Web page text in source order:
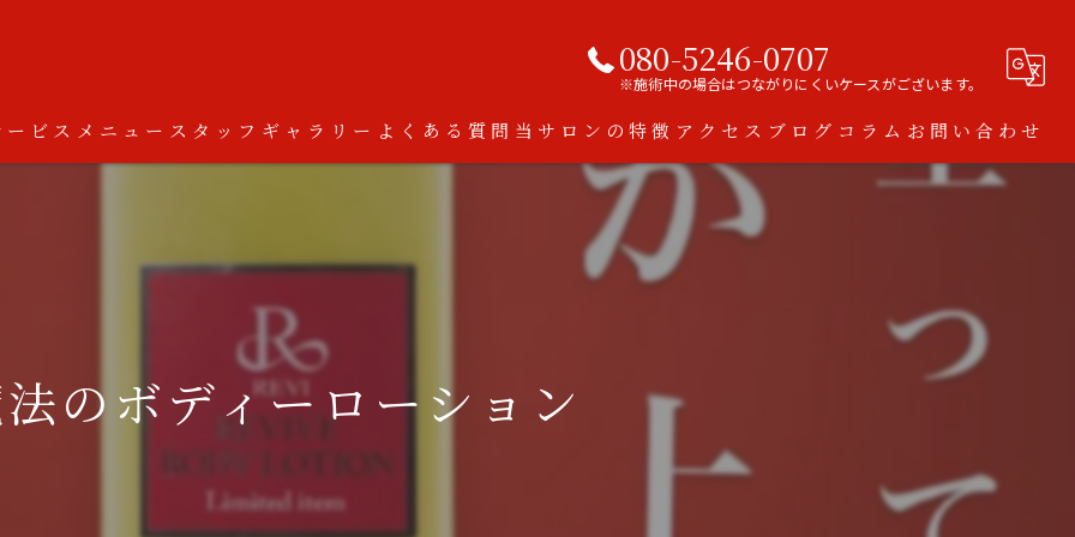
080-5246-0707
※施術中の場合はつながりにくいケースがございます。
ービス メニュー スタッフ ギャラリー よくある質問 当サロンの特徴
ハーブピーリング
アトピー
アクセス ブログ コラム お問い合わせ
のボディーローション